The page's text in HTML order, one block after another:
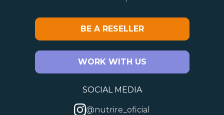
BE A RESELLER
WORK WITH US
SOCIAL MEDIA
@nutrire_oficial